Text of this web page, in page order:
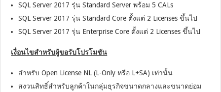
SQL Server 2017 รุ่น Standard Server พร้อม 5 CALs
SQL Server 2017 รุ่น Standard Core ตั้งแต่ 2 Licenses ขึ้นไป
SQL Server 2017 รุ่น Enterprise Core ตั้งแต่ 2 Licenses ขึ้นไป
เงื่อนไขสำหรับผู้ขอรับโปรโมชัน
สำหรับ Open License NL (L-Only หรือ L+SA) เท่านั้น
สงวนสิทธิ์สำหรับลูกค้าในกลุ่มธุรกิจขนาดกลางและขนาดย่อม